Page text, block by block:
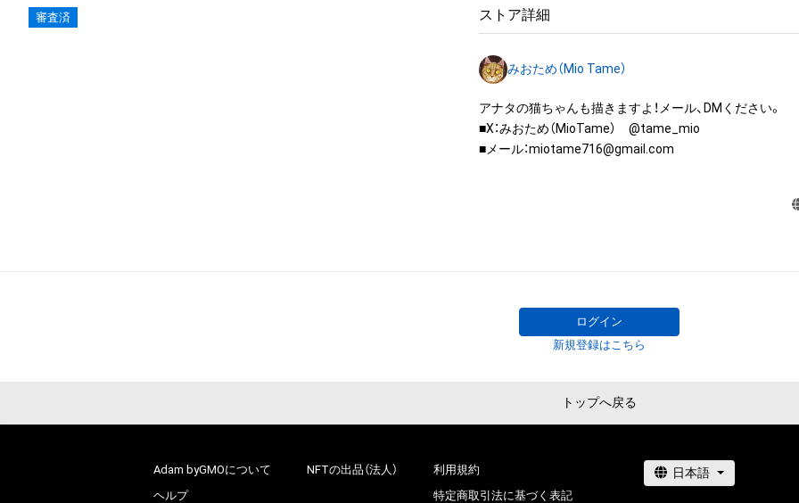
審査済
アイテムに関する注意事項
用新案権、商標権、意匠権その他の知的財産権(それらの権
は、本アイテムの著作権を有する方、著作隣接権の権利者
託を受けている者によって保護されています。そのため、
有していたとしても、本アイテムに関する創作物にかかる
を受けている者からの事前の同意なしに、上記の「本アイ
用またはその恐れのある利用など、作成者が不適切である
利用をお断りさせていただきます。
miotame716@gmail.com
ストア詳細
みおため（Mio Tame）
アナタの猫ちゃんも描きますよ！メール、DMください。
■X：みおため（MioTame）　@tame_mio
■メール：miotame716@gmail.com
ログイン
新規登録はこちら
トップへ戻る
Adam byGMOについて
ヘルプ
NFTの出品（法人）
利用規約
特定商取引法に基づく表記